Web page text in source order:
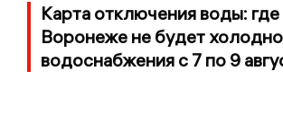
Карта отключения воды: где
Воронеже не будет
водоснабжения с 7 по 9